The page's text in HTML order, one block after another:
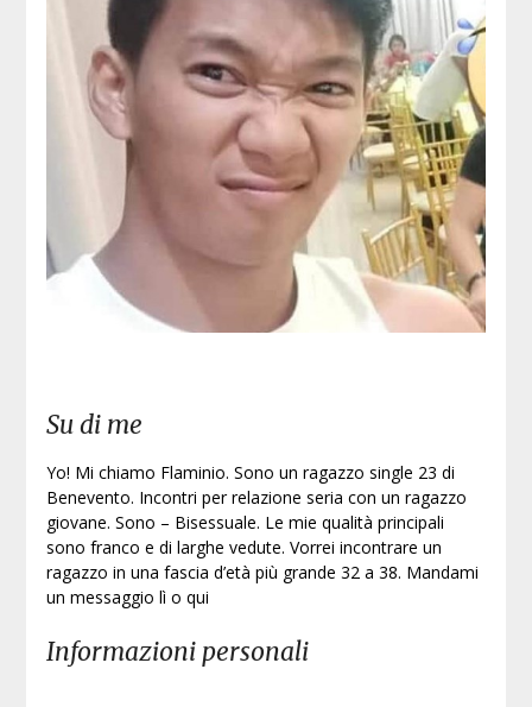
Su di me
Yo! Mi chiamo Flaminio. Sono un ragazzo single 23 di
Benevento. Incontri per relazione seria con un ragazzo
giovane. Sono – Bisessuale. Le mie qualità principali
sono franco e di larghe vedute. Vorrei incontrare un
ragazzo in una fascia d’età più grande 32 a 38. Mandami
un messaggio lì o qui
Informazioni personali